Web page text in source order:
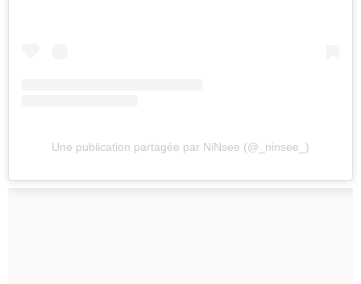
Une publication partagée par NiNsee (@_ninsee_)